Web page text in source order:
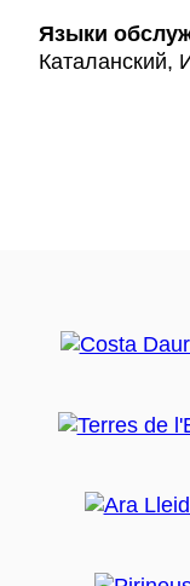
Языки
Каталанский,